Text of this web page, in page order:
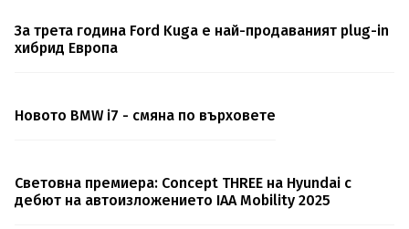
За трета година Ford Kuga е най-продаваният plug-in
хибрид Европа
Новото BMW i7 - смяна по върховете
Световна премиера: Concept THREE на Hyundai с
дебют на автоизложението IAA Mobility 2025